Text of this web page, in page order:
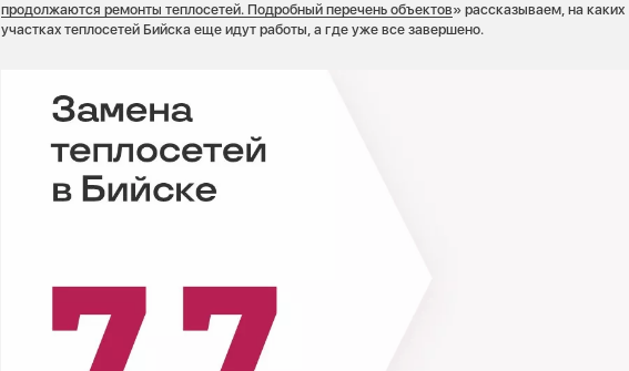
продолжаются ремонты теплосетей. Подробный перечень объектов» рассказываем, на каких
участках теплосетей Бийска еще идут работы, а где уже все завершено.